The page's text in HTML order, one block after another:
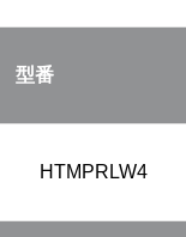
型番
HTMPRLW4